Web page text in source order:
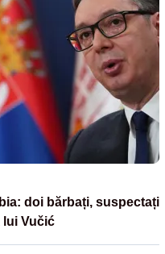
doi bărbați, suspectați
lui Vučić